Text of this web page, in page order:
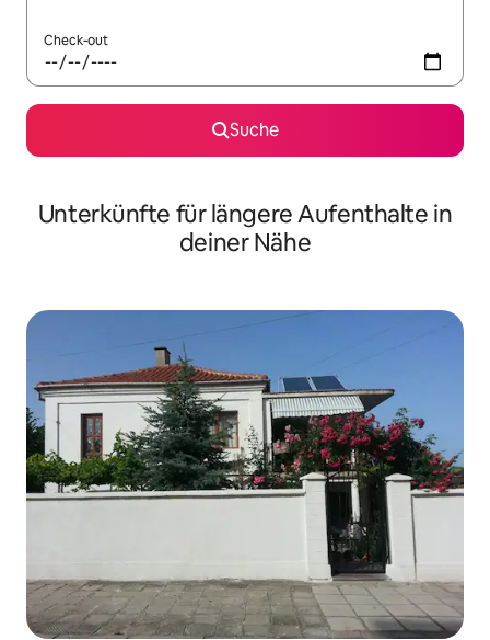
Check-out
Suche
Unterkünfte für längere Aufenthalte in
deiner Nähe